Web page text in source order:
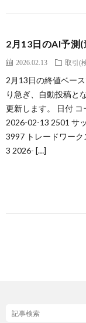
2月13日のAI予測(
2026.02.13 取引(
2月13日の終値ベー
り急ぎ、自動投稿と
更新します。 日付
2026-02-13 2501 サ
3997 トレードワー
3 2026- […]